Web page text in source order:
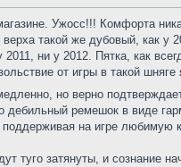
Ужосс!!! Комфорта
верха такой же дубовый, как
ни у 2012. Пятка, как
от игры в такой
но верно
дебильный ремешок в виде
поддерживая на игре любимую
туго затянуты, и сознание